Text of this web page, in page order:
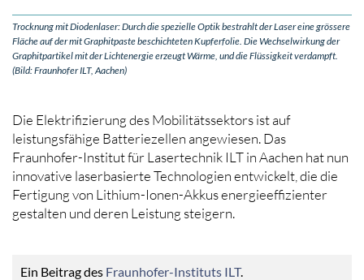
Trocknung mit Diodenlaser: Durch die spezielle Optik bestrahlt der Laser eine grössere
Fläche auf der mit Graphitpaste beschichteten Kupferfolie. Die Wechselwirkung der
Graphitpartikel mit der Lichtenergie erzeugt Wärme, und die Flüssigkeit verdampft.
(Bild: Fraunhofer ILT, Aachen)
Die Elektrifizierung des Mobilitätssektors ist auf
leistungsfähige Batteriezellen angewiesen. Das
Fraunhofer-Institut für Lasertechnik ILT in Aachen hat nun
innovative laserbasierte Technologien entwickelt, die die
Fertigung von Lithium-Ionen-Akkus energieeffizienter
gestalten und deren Leistung steigern.
Ein Beitrag des Fraunhofer-Instituts ILT.